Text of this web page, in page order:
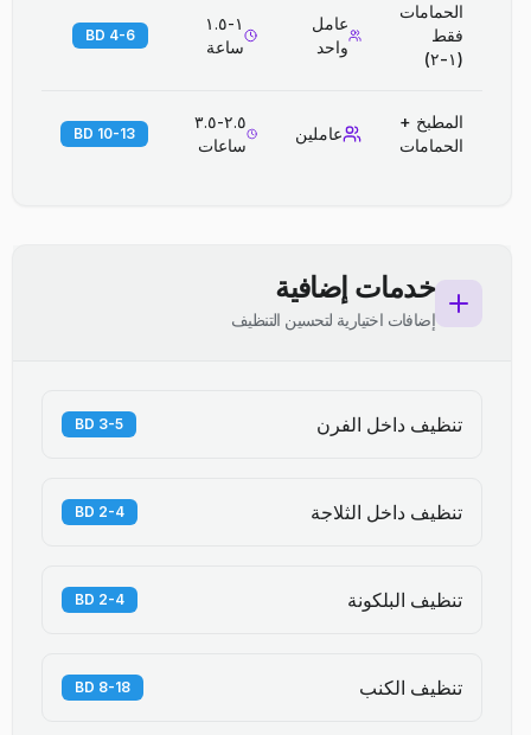
الحمامات
فقط
(١-٢)
عامل
واحد
١-١.٥
ساعة
4-6 BD
المطبخ +
الحمامات
عاملين
٢.٥-٣.٥
ساعات
10-13 BD
خدمات إضافية
إضافات اختيارية لتحسين التنظيف
تنظيف داخل الفرن 3-5 BD
تنظيف داخل الثلاجة 2-4 BD
تنظيف البلكونة 2-4 BD
تنظيف الكنب 8-18 BD